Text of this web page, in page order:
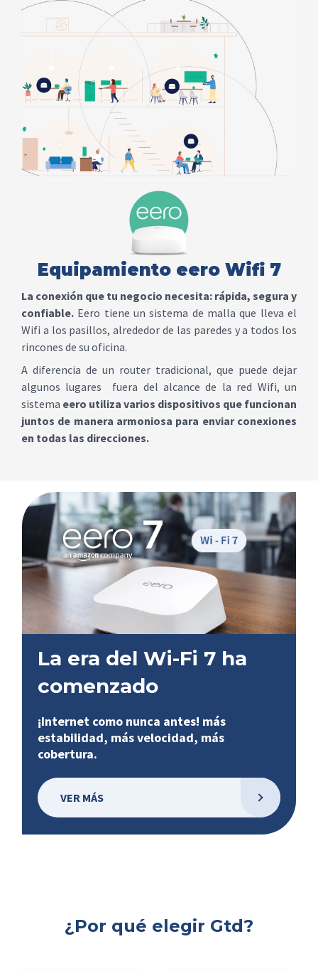
Equipamiento eero Wifi 7
La conexión que tu negocio necesita: rápida, segura y
confiable. Eero tiene un sistema de malla que lleva el
Wifi a los pasillos, alrededor de las paredes y a todos los
rincones de su oficina.
A diferencia de un router tradicional, que puede dejar
algunos lugares fuera del alcance de la red Wifi, un
sistema eero utiliza varios dispositivos que funcionan
juntos de manera armoniosa para enviar conexiones
en todas las direcciones.
La era del Wi-Fi 7 ha
comenzado
¡Internet como nunca antes! más
estabilidad, más velocidad, más
cobertura.
VER MÁS
¿Por qué elegir Gtd?